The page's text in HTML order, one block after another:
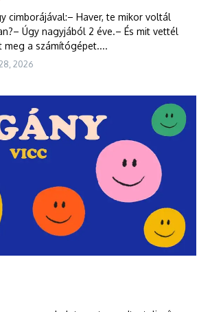
cimborájával:– Haver, te mikor voltál
Úgy nagyjából 2 éve.– És mit vettél
meg a számítógépet....
2026